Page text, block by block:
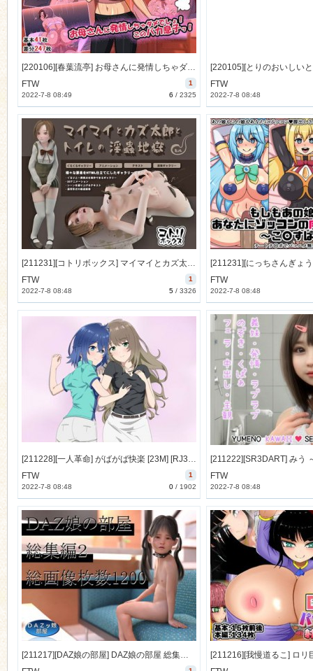
[220106][春葉流亭] お母さんに発情しちゃダメでしょ!このバカ息子ッ! [786M] [RJ363640]
1
FTW
6 / 2325
2022-7-8 08:49
FTW
2022-7-8 08:48
[211231][コトリボックス] マイマイとカズ太朗とトイレの淫蟲地獄 [2184M] [RJ365592]
1
FTW
5/ 3326
2022-7-8 08:48
FTW
2022-7-8 08:48
[211228][一人革命] がばがば快楽 [23M] [RJ366396]
1
FTW
0/ 1902
2022-7-8 08:48
FTW
2022-7-8 08:48
[211217][DAZ娘の部屋] DAZ娘の部屋 総集編2 [2407M] [RJ363483]